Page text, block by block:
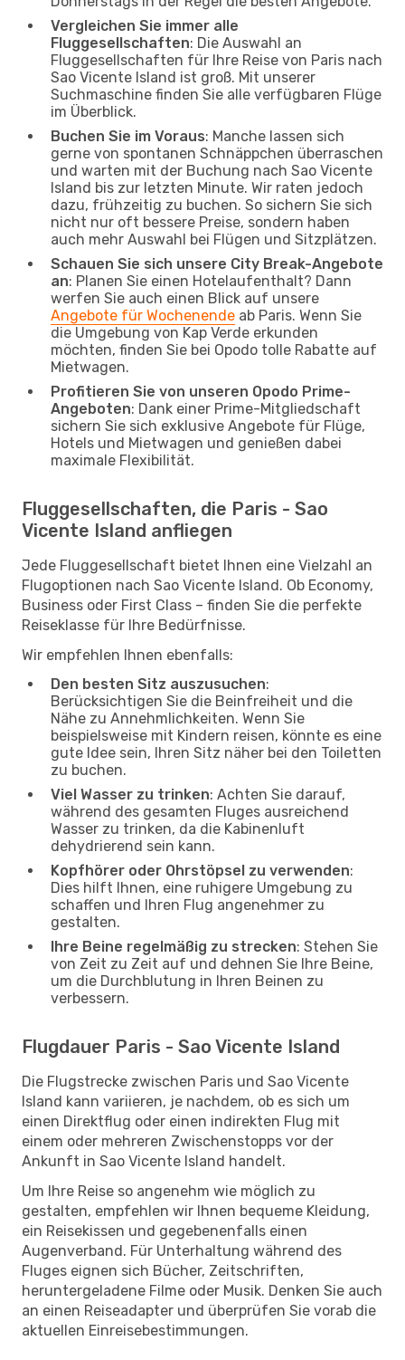
Vergleichen Sie immer alle
Fluggesellschaften: Die Auswahl an
Fluggesellschaften für Ihre Reise von Paris nach
Sao Vicente Island ist groß. Mit unserer
Suchmaschine finden Sie alle verfügbaren Flüge
im Überblick.
Buchen Sie im Voraus: Manche lassen sich
gerne von spontanen Schnäppchen überraschen
und warten mit der Buchung nach Sao Vicente
Island bis zur letzten Minute. Wir raten jedoch
dazu, frühzeitig zu buchen. So sichern Sie sich
nicht nur oft bessere Preise, sondern haben
auch mehr Auswahl bei Flügen und Sitzplätzen.
Schauen Sie sich unsere City Break-Angebote
an: Planen Sie einen Hotelaufenthalt? Dann
werfen Sie auch einen Blick auf unsere
Angebote für Wochenende ab Paris. Wenn Sie
die Umgebung von Kap Verde erkunden
möchten, finden Sie bei Opodo tolle Rabatte auf
Mietwagen.
Profitieren Sie von unseren Opodo Prime-
Angeboten: Dank einer Prime-Mitgliedschaft
sichern Sie sich exklusive Angebote für Flüge,
Hotels und Mietwagen und genießen dabei
maximale Flexibilität.
Fluggesellschaften, die Paris - Sao
Vicente Island anfliegen
Jede Fluggesellschaft bietet Ihnen eine Vielzahl an
Flugoptionen nach Sao Vicente Island. Ob Economy,
Business oder First Class – finden Sie die perfekte
Reiseklasse für Ihre Bedürfnisse.
Wir empfehlen Ihnen ebenfalls:
Den besten Sitz auszusuchen:
Berücksichtigen Sie die Beinfreiheit und die
Nähe zu Annehmlichkeiten. Wenn Sie
beispielsweise mit Kindern reisen, könnte es eine
gute Idee sein, Ihren Sitz näher bei den Toiletten
zu buchen.
Viel Wasser zu trinken: Achten Sie darauf,
während des gesamten Fluges ausreichend
Wasser zu trinken, da die Kabinenluft
dehydrierend sein kann.
Kopfhörer oder Ohrstöpsel zu verwenden:
Dies hilft Ihnen, eine ruhigere Umgebung zu
schaffen und Ihren Flug angenehmer zu
gestalten.
Ihre Beine regelmäßig zu strecken: Stehen Sie
von Zeit zu Zeit auf und dehnen Sie Ihre Beine,
um die Durchblutung in Ihren Beinen zu
verbessern.
Flugdauer Paris - Sao Vicente Island
Die Flugstrecke zwischen Paris und Sao Vicente
Island kann variieren, je nachdem, ob es sich um
einen Direktflug oder einen indirekten Flug mit
einem oder mehreren Zwischenstopps vor der
Ankunft in Sao Vicente Island handelt.
Um Ihre Reise so angenehm wie möglich zu
gestalten, empfehlen wir Ihnen bequeme Kleidung,
ein Reisekissen und gegebenenfalls einen
Augenverband. Für Unterhaltung während des
Fluges eignen sich Bücher, Zeitschriften,
heruntergeladene Filme oder Musik. Denken Sie auch
an einen Reiseadapter und überprüfen Sie vorab die
aktuellen Einreisebestimmungen.